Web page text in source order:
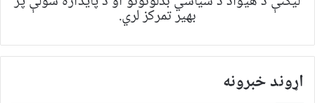
بهیر تمرکز لري.
اړوند خبرونه